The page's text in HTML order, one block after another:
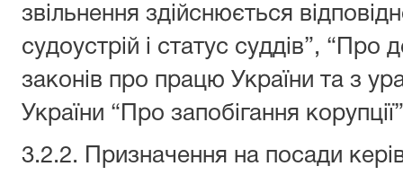
звільнення здійснюється
судоустрій і статус суддів”,
законів про працю України та з
України “Про запобігання
3.2.2. Призначення на посади